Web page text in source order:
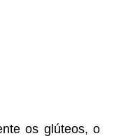
os glúteos, o